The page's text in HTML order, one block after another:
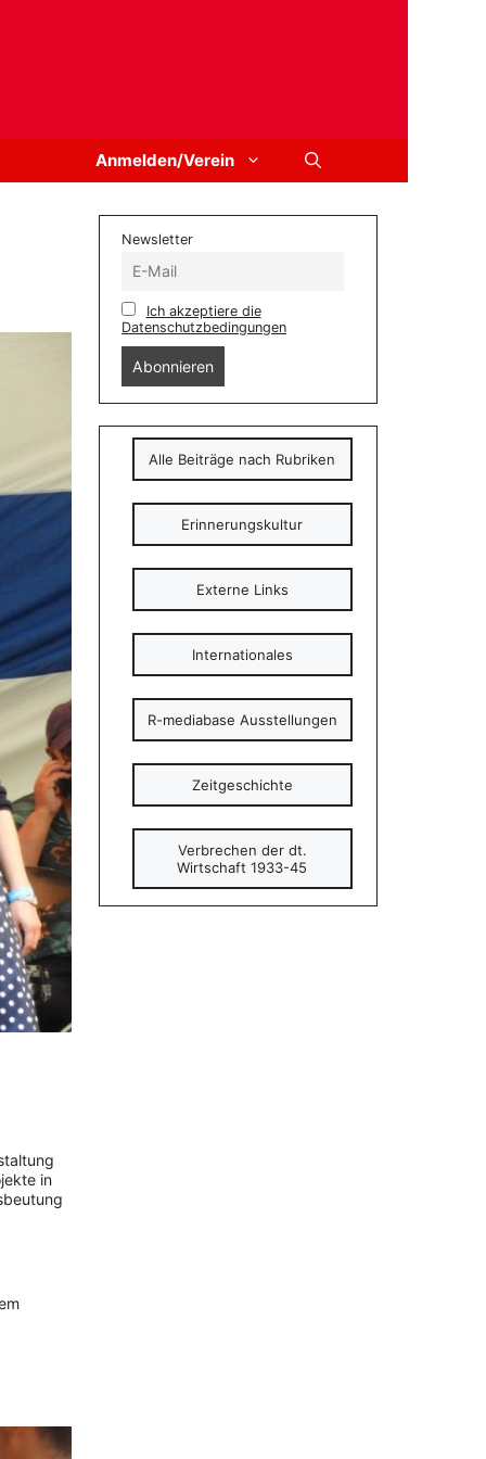
Anmelden/Verein
in
Newsletter
Ich akzeptiere die
Datenschutzbedingungen
Alle Beiträge nach Rubriken
Erinnerungskultur
Externe Links
Internationales
R-mediabase Ausstellungen
Zeitgeschichte
Verbrechen der dt.
Wirtschaft 1933-45